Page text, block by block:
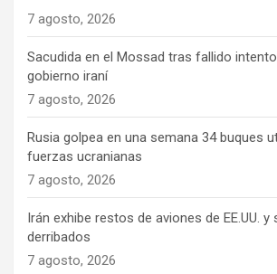
7 agosto, 2026
Sacudida en el Mossad tras fallido
gobierno iraní
7 agosto, 2026
Rusia golpea en una semana 34 buques
fuerzas ucranianas
7 agosto, 2026
Irán exhibe restos de aviones de EE.UU. y
derribados
7 agosto, 2026